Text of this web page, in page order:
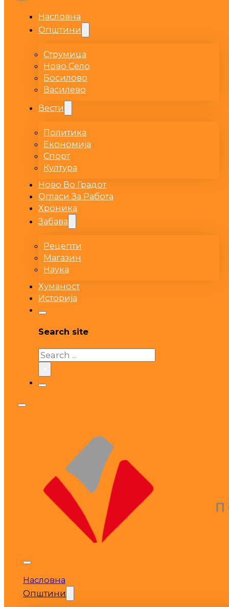
Насловна
Општини
Струмица
Ново Село
Босилово
Василево
Вести
Политика
Економија
Спорт
Култура
Ново Во Градот
Огласи За Работа
Хроника
Забава
Рецепти
Магазин
Наука
Хуманост
Историја
Search site
Search
Насловна
Општини